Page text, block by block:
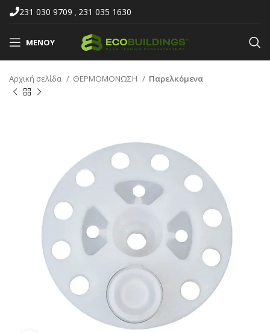
231 030 9709 , 231 035 1630
ΜΕΝΟΎ
Αρχική σελίδα ΘΕΡΜΟΜΟΝΩΣΗ Παρελκόμενα